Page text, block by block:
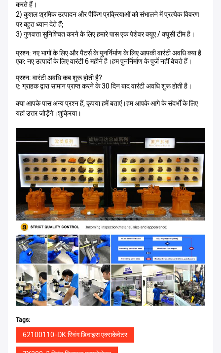
करते हैं।
2) कुशल श्रमिक उत्पादन और पैकिंग प्रक्रियाओं को संभालने में प्रत्येक विवरण
पर बहुत ध्यान देते हैं;
3) गुणवत्ता सुनिश्चित करने के लिए हमारे पास एक पेशेवर क्यूए / क्यूसी टीम है।
प्रश्न: नए भागों के लिए और पैटर्स के पुनर्निर्माण के लिए आपकी वारंटी अवधि क्या है
एक: नए उत्पादों के लिए वारंटी 6 महीने है।हम पुनर्निर्माण के पुर्जे नहीं बेचते हैं।
प्रश्न: वारंटी अवधि कब शुरू होती है?
ए: ग्राहक द्वारा सामान प्राप्त करने के 30 दिन बाद वारंटी अवधि शुरू होती है।
क्या आपके पास अन्य प्रश्न हैं, कृपया हमें बताएं।हम आपके आगे के संदर्भों के लिए
यहां उत्तर जोड़ेंगे।शुक्रिया।
Tags:
62100110-DK स्विंग डिवाइस एक्सकेवेटर